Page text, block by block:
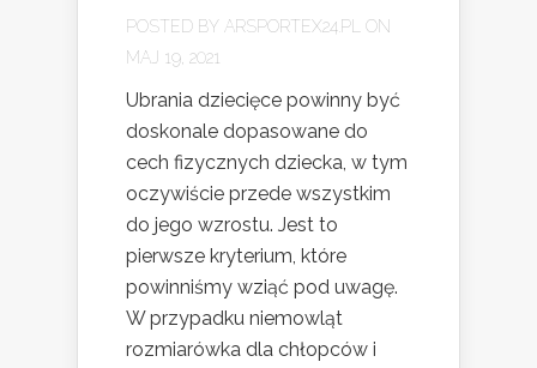
POSTED BY ARSPORTEX24.PL
ON
MAJ 19, 2021
Ubrania dziecięce powinny być
doskonale dopasowane do
cech fizycznych dziecka, w tym
oczywiście przede wszystkim
do jego wzrostu. Jest to
pierwsze kryterium, które
powinniśmy wziąć pod uwagę.
W przypadku niemowląt
rozmiarówka dla chłopców i